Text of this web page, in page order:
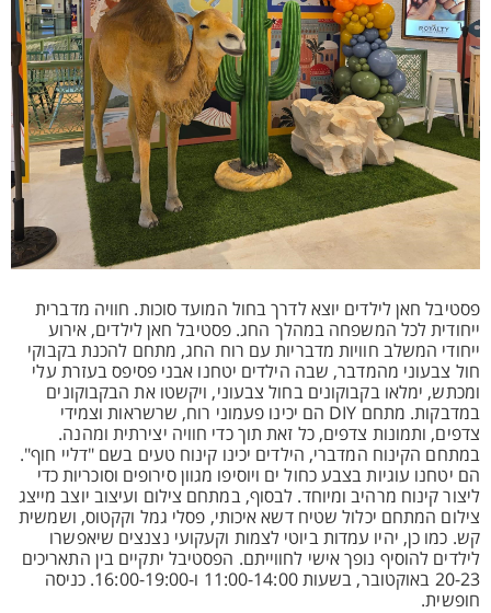
פסטיבל חאן לילדים יוצא לדרך בחול המועד סוכות. חוויה מדברית
ייחודית לכל המשפחה במהלך החג. פסטיבל חאן לילדים, אירוע
ייחודי המשלב חוויות מדבריות עם רוח החג, מתחם להכנת בקבוקי
חול צבעוני מהמדבר, שבה הילדים יטחנו אבני פסיפס בעזרת עלי
ומכתש, ימלאו בקבוקונים בחול צבעוני, ויקשטו את הבקבוקונים
במדבקות. מתחם DIY הם יכינו פעמוני רוח, שרשראות וצמידי
צדפים, ותמונות צדפים, כל זאת תוך כדי חוויה יצירתית ומהנה.
במתחם הקינוח המדברי, הילדים יכינו קינוח טעים בשם "דליי חוף".
הם יטחנו עוגיות בצבע כחול ים ויוסיפו מגוון סירופים וסוכריות כדי
ליצור קינוח מרהיב ומיוחד. לבסוף, במתחם צילום ועיצוב יוצב מייצג
צילום המתחם יכלול שטיח דשא איכותי, פסלי גמל וקקטוס, ושמשית
קש. כמו כן, יהיו עמדות ביוטי לצמות וקעקועי נצנצים שיאפשרו
לילדים להוסיף נופך אישי לחווייתם. הפסטיבל יתקיים בין התאריכים
20-23 באוקטובר, בשעות 11:00-14:00 ו-16:00-19:00. כניסה
חופשית.